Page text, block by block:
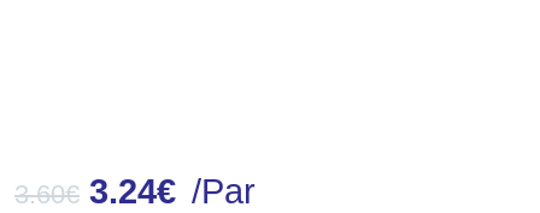
3.60€ 3.24€ /Par